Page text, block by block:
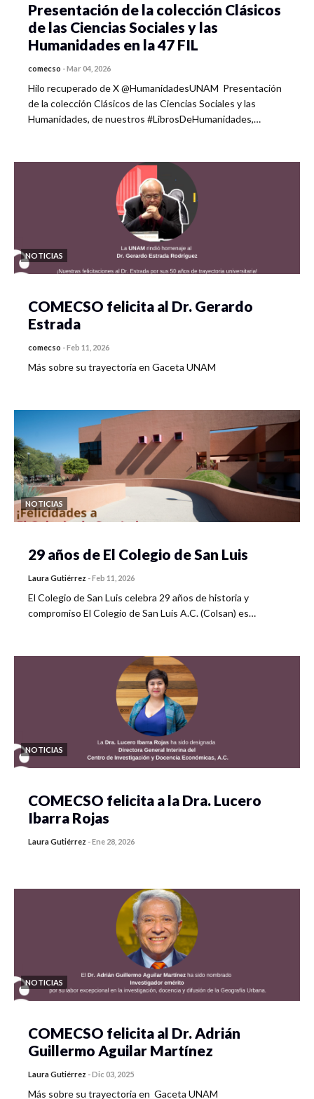
Presentación de la colección Clásicos
de las Ciencias Sociales y las
Humanidades en la 47 FIL
comecso -Mar 04, 2026
Hilo recuperado de X @HumanidadesUNAM Presentación
de la colección Clásicos de las Ciencias Sociales y las
Humanidades, de nuestros #LibrosDeHumanidades,…
NOTICIAS
COMECSO felicita al Dr. Gerardo
Estrada
comecso -Feb 11, 2026
Más sobre su trayectoria en Gaceta UNAM
NOTICIAS
29 años de El Colegio de San Luis
Laura Gutiérrez -Feb 11, 2026
El Colegio de San Luis celebra 29 años de historia y
compromiso El Colegio de San Luis A.C. (Colsan) es…
NOTICIAS
COMECSO felicita a la Dra. Lucero
Ibarra Rojas
Laura Gutiérrez -Ene 28, 2026
NOTICIAS
COMECSO felicita al Dr. Adrián
Guillermo Aguilar Martínez
Laura Gutiérrez -Dic 03, 2025
Más sobre su trayectoria en Gaceta UNAM